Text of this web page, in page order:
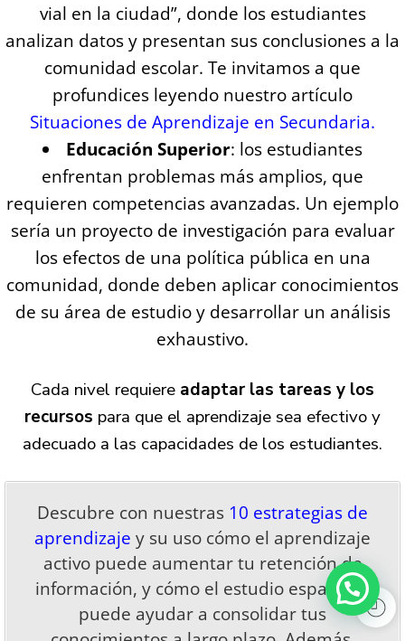
vial en la ciudad”, donde los estudiantes
analizan datos y presentan sus conclusiones a la
comunidad escolar. Te invitamos a que
profundices leyendo nuestro artículo
Situaciones de Aprendizaje en Secundaria.
Educación Superior: los estudiantes
enfrentan problemas más amplios, que
requieren competencias avanzadas. Un ejemplo
sería un proyecto de investigación para evaluar
los efectos de una política pública en una
comunidad, donde deben aplicar conocimientos
de su área de estudio y desarrollar un análisis
exhaustivo.
Cada nivel requiere adaptar las tareas y los
recursos para que el aprendizaje sea efectivo y
adecuado a las capacidades de los estudiantes.
Descubre con nuestras 10 estrategias de
aprendizaje y su uso cómo el aprendizaje
activo puede aumentar tu retención de
información, y cómo el estudio espaciado
puede ayudar a consolidar tus